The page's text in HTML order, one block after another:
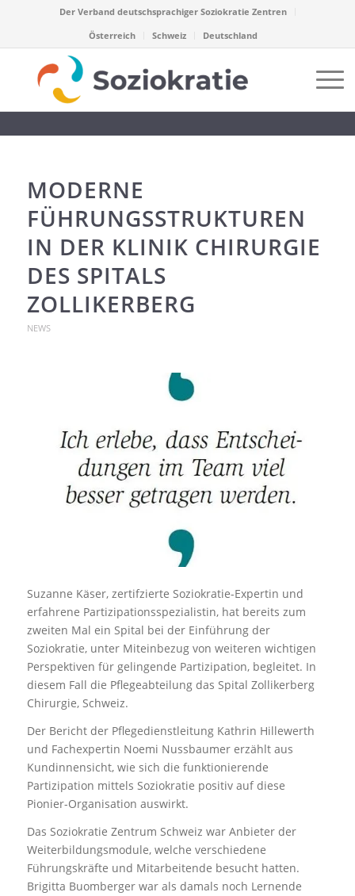
Der Verband deutschsprachiger Soziokratie Zentren
Österreich
Schweiz Deutschland
MODERNE
FÜHRUNGSSTRUKTUREN
IN DER KLINIK CHIRURGIE
DES SPITALS
ZOLLIKERBERG
NEWS
Suzanne Käser, zertifzierte Soziokratie-Expertin und
erfahrene Partizipationsspezialistin, hat bereits zum
zweiten Mal ein Spital bei der Einführung der
Soziokratie, unter Miteinbezug von weiteren wichtigen
Perspektiven für gelingende Partizipation, begleitet. In
diesem Fall die Pflegeabteilung das Spital Zollikerberg
Chirurgie, Schweiz.
Der Bericht der Pflegedienstleitung Kathrin Hillewerth
und Fachexpertin Noemi Nussbaumer erzählt aus
Kundinnensicht, wie sich die funktionierende
Partizipation mittels Soziokratie positiv auf diese
Pionier-Organisation auswirkt.
Das Soziokratie Zentrum Schweiz war Anbieter der
Weiterbildungsmodule, welche verschiedene
Führungskräfte und Mitarbeitende besucht hatten.
Brigitta Buomberger war als damals noch Lernende